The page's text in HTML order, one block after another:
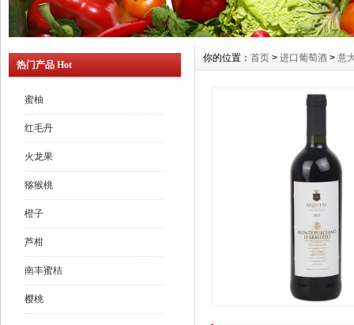
热门产品 Hot
蜜柚
红毛丹
火龙果
猕猴桃
橙子
芦柑
南丰蜜桔
樱桃
你的位置： 首页 > 进口葡萄酒 > 意